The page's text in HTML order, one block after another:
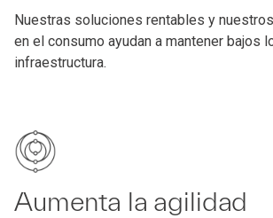
Nuestras soluciones rentables y
en el consumo ayudan a mantener bajos
infraestructura.
Aumenta la agilidad